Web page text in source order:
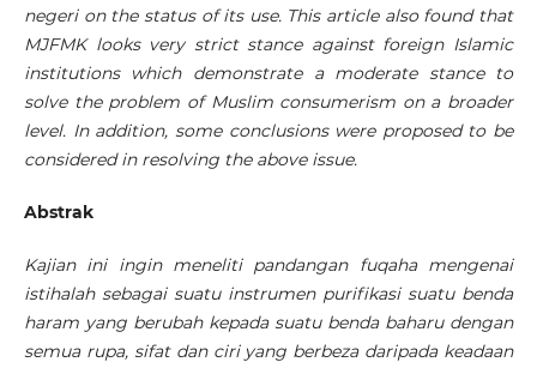
negeri on the status of its use. This article also found that
MJFMK looks very strict stance against foreign Islamic
institutions which demonstrate a moderate stance to
solve the problem of Muslim consumerism on a broader
level. In addition, some conclusions were proposed to be
considered in resolving the above issue.
Abstrak
Kajian ini ingin meneliti pandangan fuqaha mengenai
istihalah sebagai suatu instrumen purifikasi suatu benda
haram yang berubah kepada suatu benda baharu dengan
semua rupa, sifat dan ciri yang berbeza daripada keadaan